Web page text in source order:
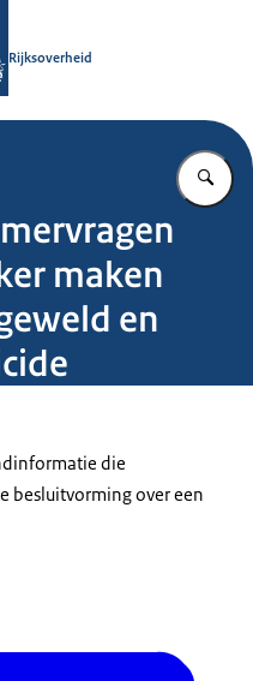
Rijksoverheid
maken
en
die
besluitvorming over een